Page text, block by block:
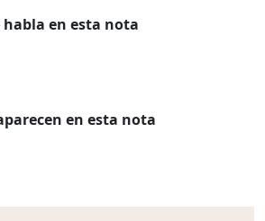
habla en esta nota
en esta nota